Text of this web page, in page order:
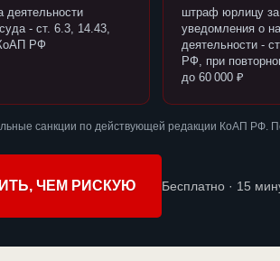
деятельности
- ст. 6.3, 14.43,
РФ
штраф юрлицу за
уведомления о
деятельности -
РФ, при
до 60 000 ₽
санкции по действующей редакции КоАП РФ.
ЧЕМ РИСКУЮ Бесплатно · 15